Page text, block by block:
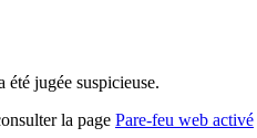
jugée suspicieuse.
la page Pare-feu web activé